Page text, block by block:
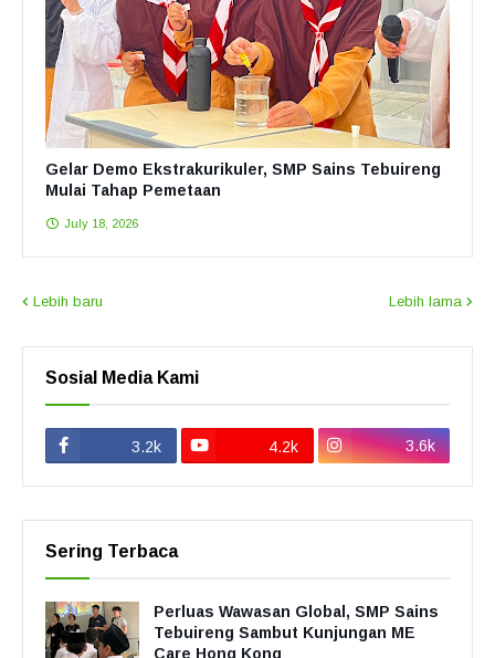
Gelar Demo Ekstrakurikuler, SMP Sains Tebuireng
Mulai Tahap Pemetaan
July 18, 2026
Lebih baru Lebih lama
Sosial Media Kami
3.2k 4.2k 3.6k
Sering Terbaca
Perluas Wawasan Global, SMP Sains
Tebuireng Sambut Kunjungan ME
Care Hong Kong